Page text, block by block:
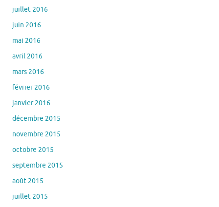
juillet 2016
juin 2016
mai 2016
avril 2016
mars 2016
février 2016
janvier 2016
décembre 2015
novembre 2015
octobre 2015
septembre 2015
août 2015
juillet 2015